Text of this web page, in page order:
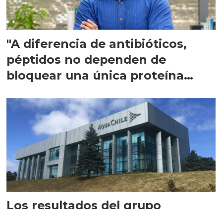
"A diferencia de antibióticos,
péptidos no dependen de
bloquear una única proteína
Los resultados del grupo